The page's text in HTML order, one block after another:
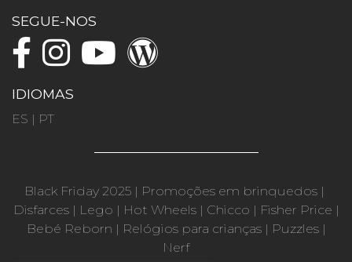
SEGUE-NOS
IDIOMAS
ES | PT
Black Friday 2025 | Promoções em brinquedos |
Disfarces| Lego | Hot Wheels| Chicco | Fisher Price |
Bebé Reborn | Relógios para crianças| Puzzles|
Nerf